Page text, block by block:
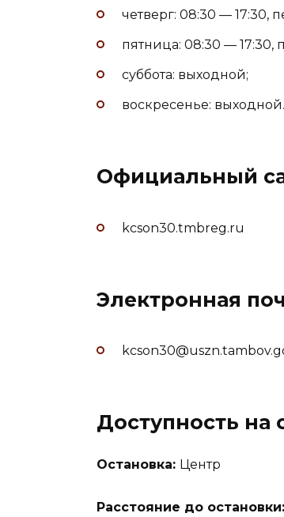
четверг: 08:30 — 17:30,
пятница: 08:30 — 17:30,
суббота: выходной;
воскресенье: выходной.
Официальный
kcson30.tmbreg.ru
Электронная
Доступность на
Остановка: Центр
Расстояние до остановки: